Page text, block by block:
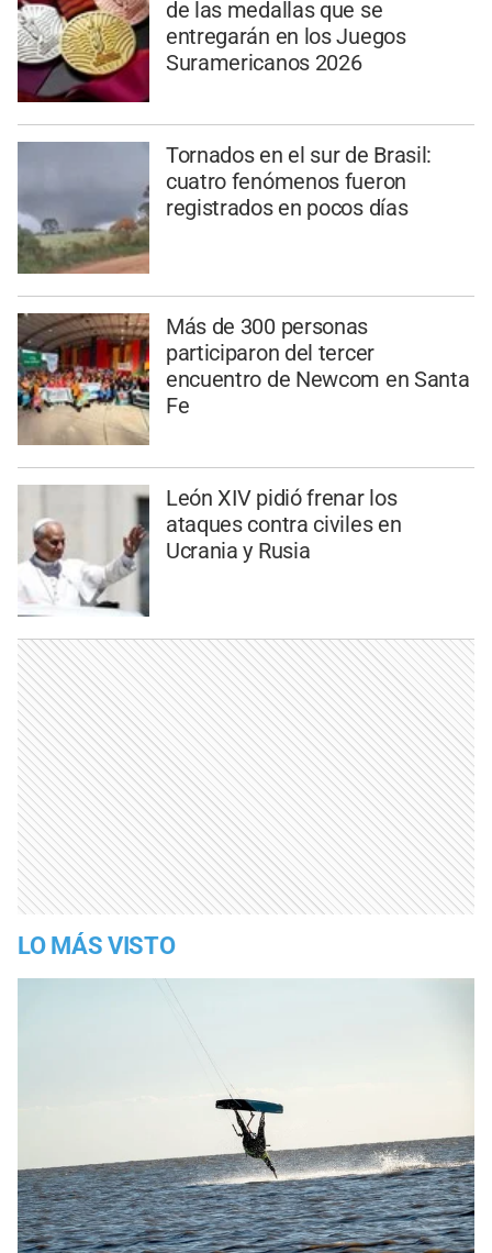
de las medallas que se
entregarán en los Juegos
Suramericanos 2026
Tornados en el sur de Brasil:
cuatro fenómenos fueron
registrados en pocos días
Más de 300 personas
participaron del tercer
encuentro de Newcom en Santa
Fe
León XIV pidió frenar los
ataques contra civiles en
Ucrania y Rusia
LO MÁS VISTO